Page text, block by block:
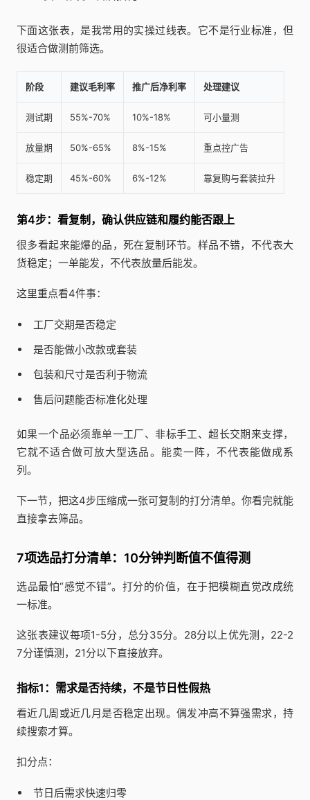
下面这张表，是我常用的实操过线表。它不是行业标准，但
很适合做测前筛选。
阶段 建议毛利率 推广后净利率 处理建议
测试期 55%-70% 10%-18% 可小量测
放量期 50%-65% 8%-15% 重点控广告
稳定期 45%-60% 6%-12% 靠复购与套装拉升
第4步：看复制，确认供应链和履约能否跟上
很多看起来能爆的品，死在复制环节。样品不错，不代表大
货稳定；一单能发，不代表放量后能发。
这里重点看4件事：
工厂交期是否稳定
是否能做小改款或套装
包装和尺寸是否利于物流
售后问题能否标准化处理
如果一个品必须靠单一工厂、非标手工、超长交期来支撑，
它就不适合做可放大型选品。能卖一阵，不代表能做成系
列。
下一节，把这4步压缩成一张可复制的打分清单。你看完就能
直接拿去筛品。
7项选品打分清单：10分钟判断值不值得测
选品最怕“感觉不错”。打分的价值，在于把模糊直觉改成统
一标准。
这张表建议每项1-5分，总分35分。28分以上优先测，22-2
7分谨慎测，21分以下直接放弃。
指标1：需求是否持续，不是节日性假热
看近几周或近几月是否稳定出现。偶发冲高不算强需求，持
续搜索才算。
扣分点：
节日后需求快速归零